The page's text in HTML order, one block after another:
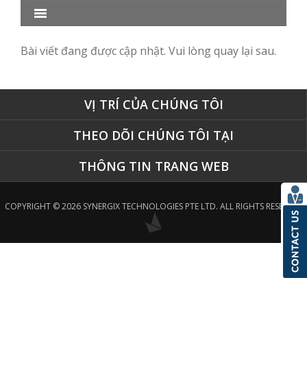
Bài viết đang được cập nhật. Vui lòng quay lại sau.
VỊ TRÍ CỦA CHÚNG TÔI
THEO DÕI CHÚNG TÔI TẠI
THÔNG TIN TRANG WEB
COPYRIGHT © 2026 SYNERGIX TECHNOLOGIES PTE LTD. ALL RIGHTS RESERVED